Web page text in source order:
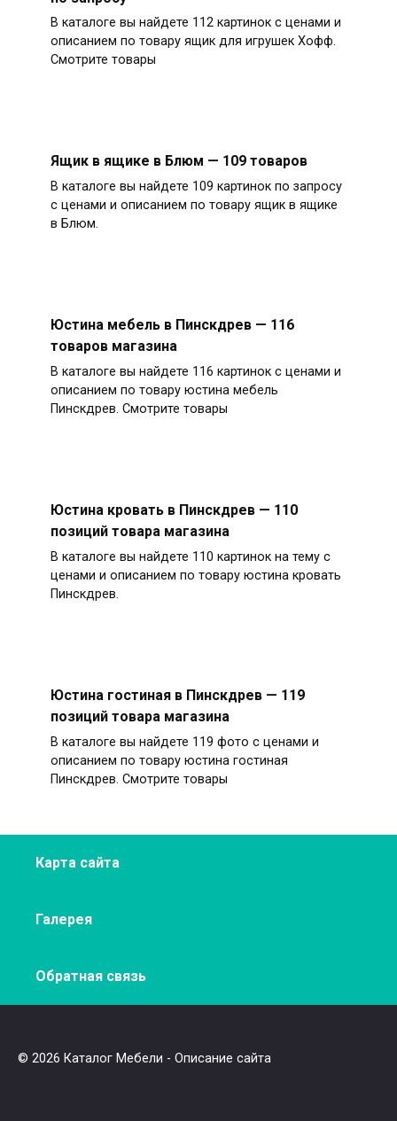
В каталоге вы найдете 112 картинок с ценами и
описанием по товару ящик для игрушек Хофф.
Смотрите товары
Ящик в ящике в Блюм — 109 товаров
В каталоге вы найдете 109 картинок по запросу
с ценами и описанием по товару ящик в ящике
в Блюм.
Юстина мебель в Пинскдрев — 116
товаров магазина
В каталоге вы найдете 116 картинок с ценами и
описанием по товару юстина мебель
Пинскдрев. Смотрите товары
Юстина кровать в Пинскдрев — 110
позиций товара магазина
В каталоге вы найдете 110 картинок на тему с
ценами и описанием по товару юстина кровать
Пинскдрев.
Юстина гостиная в Пинскдрев — 119
позиций товара магазина
В каталоге вы найдете 119 фото с ценами и
описанием по товару юстина гостиная
Пинскдрев. Смотрите товары
Карта сайта
Галерея
Обратная связь
© 2026 Каталог Мебели - Описание сайта